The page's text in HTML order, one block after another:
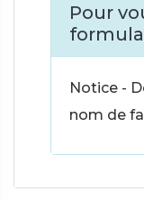
Pour
Notice -
nom de